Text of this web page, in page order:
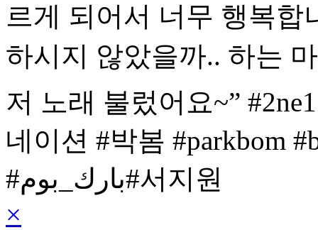
르게 되어서 너무 행복합
하시지 않았을까.. 하는
저 노래 불렀어요~”
네이션 #박봄 #parkbom
#بارك_بوم#서지원
×